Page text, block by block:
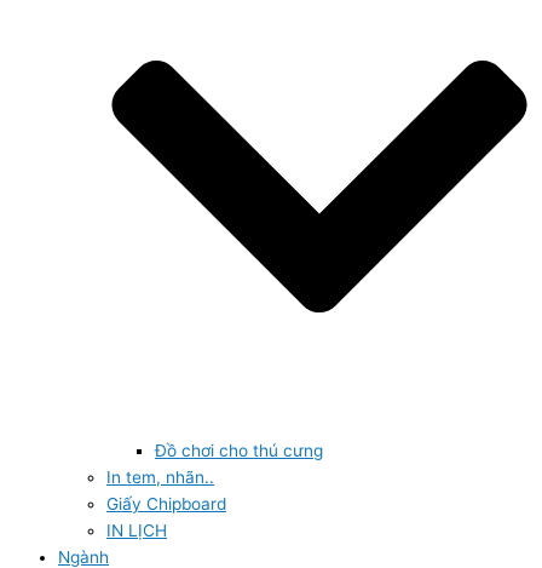
Đồ chơi cho thú cưng
In tem, nhãn..
Giấy Chipboard
IN LỊCH
Ngành